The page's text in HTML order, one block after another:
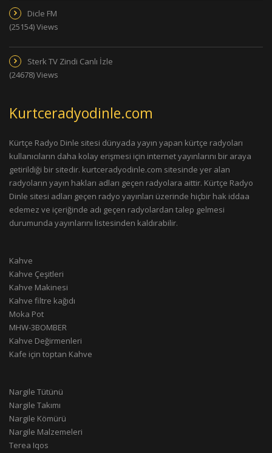
Dicle FM
(25154) Views
Sterk TV Zindi Canlı İzle
(24678) Views
Kurtceradyodinle.com
Kürtçe Radyo Dinle sitesi dünyada yayın yapan kürtçe radyoları
kullanıcıların daha kolay erişmesi için internet yayınlarını bir araya
getirildiği bir sitedir. kurtceradyodinle.com sitesinde yer alan
radyoların yayın hakları adları geçen radyolara aittir. Kürtçe Radyo
Dinle sitesi adları geçen radyo yayınları üzerinde hiçbir hak iddaa
edemez ve içeriğinde adı geçen radyolardan talep gelmesi
durumunda yayınlarını listesinden kaldırabilir.
Kahve
Kahve Çeşitleri
Kahve Makinesi
Kahve filtre kağıdı
Moka Pot
MHW-3BOMBER
Kahve Değirmenleri
Kafe için toptan Kahve
Nargile Tütünü
Nargile Takımı
Nargile Kömürü
Nargile Malzemeleri
Terea Iqos